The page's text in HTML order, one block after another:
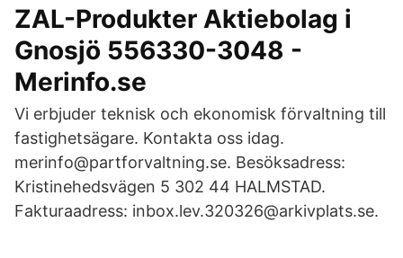
ZAL-Produkter Aktiebolag i
Gnosjö 556330-3048 -
Merinfo.se
Vi erbjuder teknisk och ekonomisk förvaltning till
fastighetsägare. Kontakta oss idag.
merinfo@partforvaltning.se. Besöksadress:
Kristinehedsvägen 5 302 44 HALMSTAD.
Fakturaadress: inbox.lev.320326@arkivplats.se.